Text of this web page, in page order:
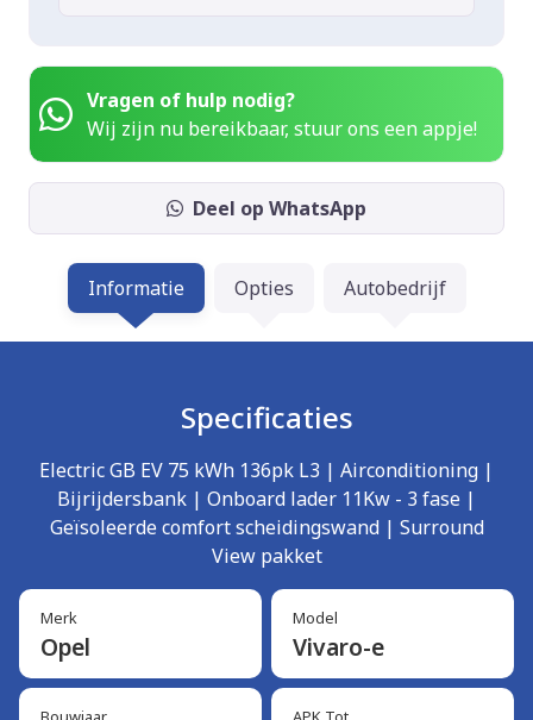
Vragen of hulp nodig?
Wij zijn nu bereikbaar, stuur ons een appje!
Deel op WhatsApp
Informatie Opties Autobedrijf
Specificaties
Electric GB EV 75 kWh 136pk L3 | Airconditioning |
Bijrijdersbank | Onboard lader 11Kw - 3 fase |
Geïsoleerde comfort scheidingswand | Surround
View pakket
Merk
Opel
Model
Vivaro-e